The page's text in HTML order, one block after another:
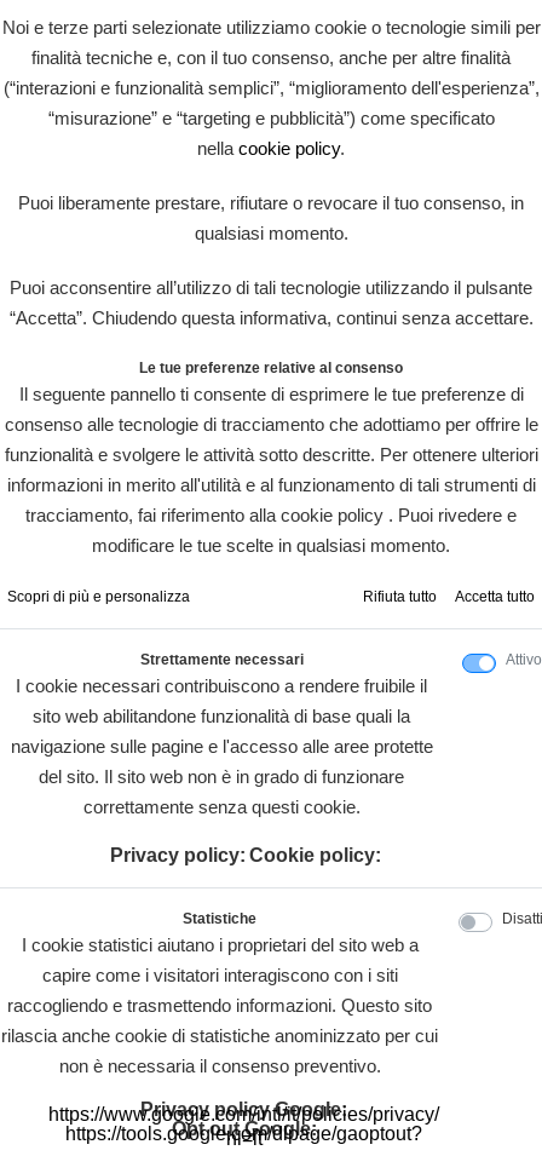
Noi e terze parti selezionate utilizziamo cookie o tecnologie simili per
finalità tecniche e, con il tuo consenso, anche per altre finalità
(“interazioni e funzionalità semplici”, “miglioramento dell'esperienza”,
“misurazione” e “targeting e pubblicità”) come specificato
nella cookie policy.
Puoi liberamente prestare, rifiutare o revocare il tuo consenso, in
qualsiasi momento.
Puoi acconsentire all’utilizzo di tali tecnologie utilizzando il pulsante
“Accetta”. Chiudendo questa informativa, continui senza accettare.
Le tue preferenze relative al consenso
Il seguente pannello ti consente di esprimere le tue preferenze di
consenso alle tecnologie di tracciamento che adottiamo per offrire le
funzionalità e svolgere le attività sotto descritte. Per ottenere ulteriori
informazioni in merito all'utilità e al funzionamento di tali strumenti di
tracciamento, fai riferimento alla cookie policy . Puoi rivedere e
modificare le tue scelte in qualsiasi momento.
Scopri di più e personalizza Rifiuta tutto Accetta tutto
Strettamente necessari
I cookie necessari contribuiscono a rendere fruibile il
sito web abilitandone funzionalità di base quali la
navigazione sulle pagine e l'accesso alle aree protette
del sito. Il sito web non è in grado di funzionare
correttamente senza questi cookie.
Privacy policy: Cookie policy:
Attivo
Statistiche
I cookie statistici aiutano i proprietari del sito web a
capire come i visitatori interagiscono con i siti
raccogliendo e trasmettendo informazioni. Questo sito
rilascia anche cookie di statistiche anominizzato per cui
non è necessaria il consenso preventivo.
Privacy policy Google:
https://www.google.com/intl/it/policies/privacy/
Opt out Google:
https://tools.google.com/dlpage/gaoptout?
hl=it